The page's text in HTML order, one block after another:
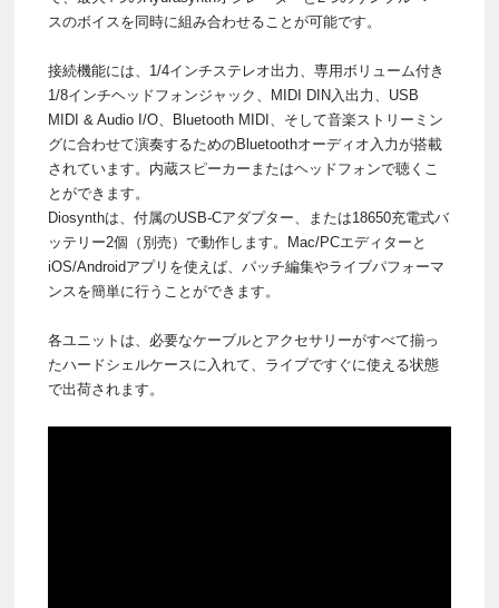
スのボイスを同時に組み合わせることが可能です。
接続機能には、1/4インチステレオ出力、専用ボリューム付き
1/8インチヘッドフォンジャック、MIDI DIN入出力、USB
MIDI & Audio I/O、Bluetooth MIDI、そして音楽ストリーミン
グに合わせて演奏するためのBluetoothオーディオ入力が搭載
されています。内蔵スピーカーまたはヘッドフォンで聴くこ
とができます。
Diosynthは、付属のUSB-Cアダプター、または18650充電式バ
ッテリー2個（別売）で動作します。Mac/PCエディターと
iOS/Androidアプリを使えば、パッチ編集やライブパフォーマ
ンスを簡単に行うことができます。
各ユニットは、必要なケーブルとアクセサリーがすべて揃っ
たハードシェルケースに入れて、ライブですぐに使える状態
で出荷されます。